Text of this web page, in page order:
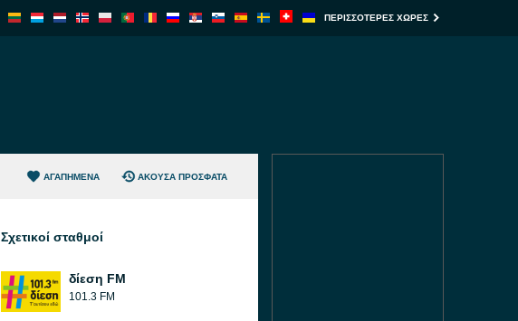
ΠΕΡΙΣΣΌΤΕΡΕΣ ΧΏΡΕΣ
ΑΓΑΠΗΜΈΝΑ ΆΚΟΥΣΑ ΠΡΌΣΦΑΤΑ
Σχετικοί σταθμοί
δίεση FM
101.3 FM